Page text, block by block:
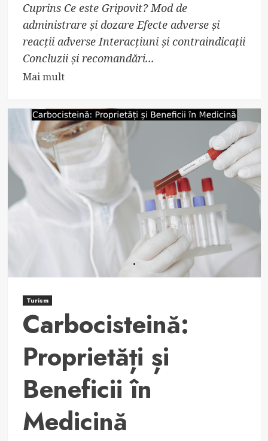
Cuprins Ce este Gripovit? Mod de
administrare și dozare Efecte adverse și
reacții adverse Interacțiuni și contraindicații
Concluzii și recomandări...
Mai multRead
about
Tratamentul
gripei
și
infecțiilor
Gripovit.
Turism
Carbocisteină:
Proprietăți și
Beneficii în
Medicină